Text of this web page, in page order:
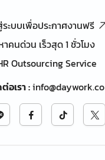
ระบบเพื่อประกาศงานฟรี
าคนด่วน เร็วสุด 1 ชั่วโมง
Outsourcing Service
อเรา:info@daywork.co